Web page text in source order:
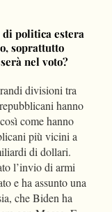
di politica estera
soprattutto
nel voto?
divisioni tra
hanno
come hanno
più vicini a
di dollari.
l’invio di armi
e ha assunto una
che Biden ha